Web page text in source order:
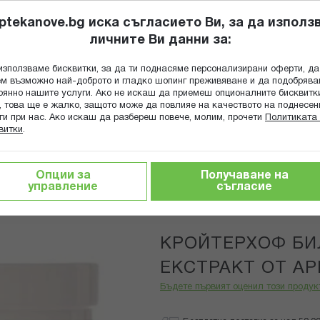
Търсене
ПОПИТАЙ
ГРИЖА ЗА МАЙКАТА И ДЕТЕТО ХРАНИТЕЛНИ ДОБАВКИ
С ЕКСТРАКТ ОТ АРНИКА 100МЛ
Krauterhof
КРОЙТЕРХОФ
ЕКСТРАКТ ОТ
Бъдете първият оценил този
иска съгласието Ви, за да
личните Ви данни за:
бисквитки, за да ти поднасяме персонализирани оферти, да
възможно най-доброто и гладко шопинг преживяване и да
нашите услуги. Ако не искаш да приемеш опционалните
това ще е жалко, защото може да повлияе на качеството на
при нас. Ако искаш да разбереш повече, молим, прочети
Политиката
.
Опции за
управление
Получаване на
съгласие